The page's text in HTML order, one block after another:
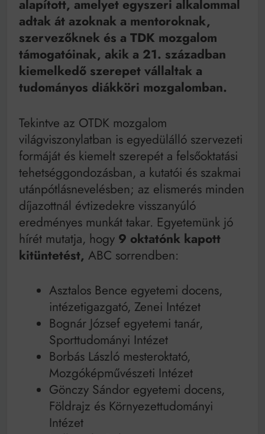
Mindenki a világot akarja uralni – de nem csak a 80-
as években
Bitumenes lapostetők: a bevált technológia akkor
működik, ha jól van felújítva
alapított, amelyet egyszeri alkalommal
adtak át azoknak a mentoroknak,
szervezőknek és a TDK mozgalom
támogatóinak, akik a 21. században
kiemelkedő szerepet vállaltak a
tudományos diákköri mozgalomban.
Tekintve az OTDK mozgalom
világviszonylatban is egyedülálló szervezeti
formáját és kiemelt szerepét a felsőoktatási
tehetséggondozásban, a kutatói és szakmai
utánpótlásnevelésben; az elismerés minden
díjazottnál évtizedekre visszanyúló
eredményes munkát takar. Egyetemünk jó
hírét mutatja, hogy 9 oktatónk kapott
kitüntetést, ABC sorrendben:
Asztalos Bence egyetemi docens,
intézetigazgató, Zenei Intézet
Bognár József egyetemi tanár,
Sporttudományi Intézet
Borbás László mesteroktató,
Mozgóképművészeti Intézet
Gönczy Sándor egyetemi docens,
Földrajz és Környezettudományi
Intézet